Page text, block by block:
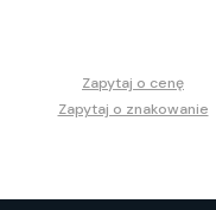
Zapytaj o cenę
Zapytaj o znakowanie